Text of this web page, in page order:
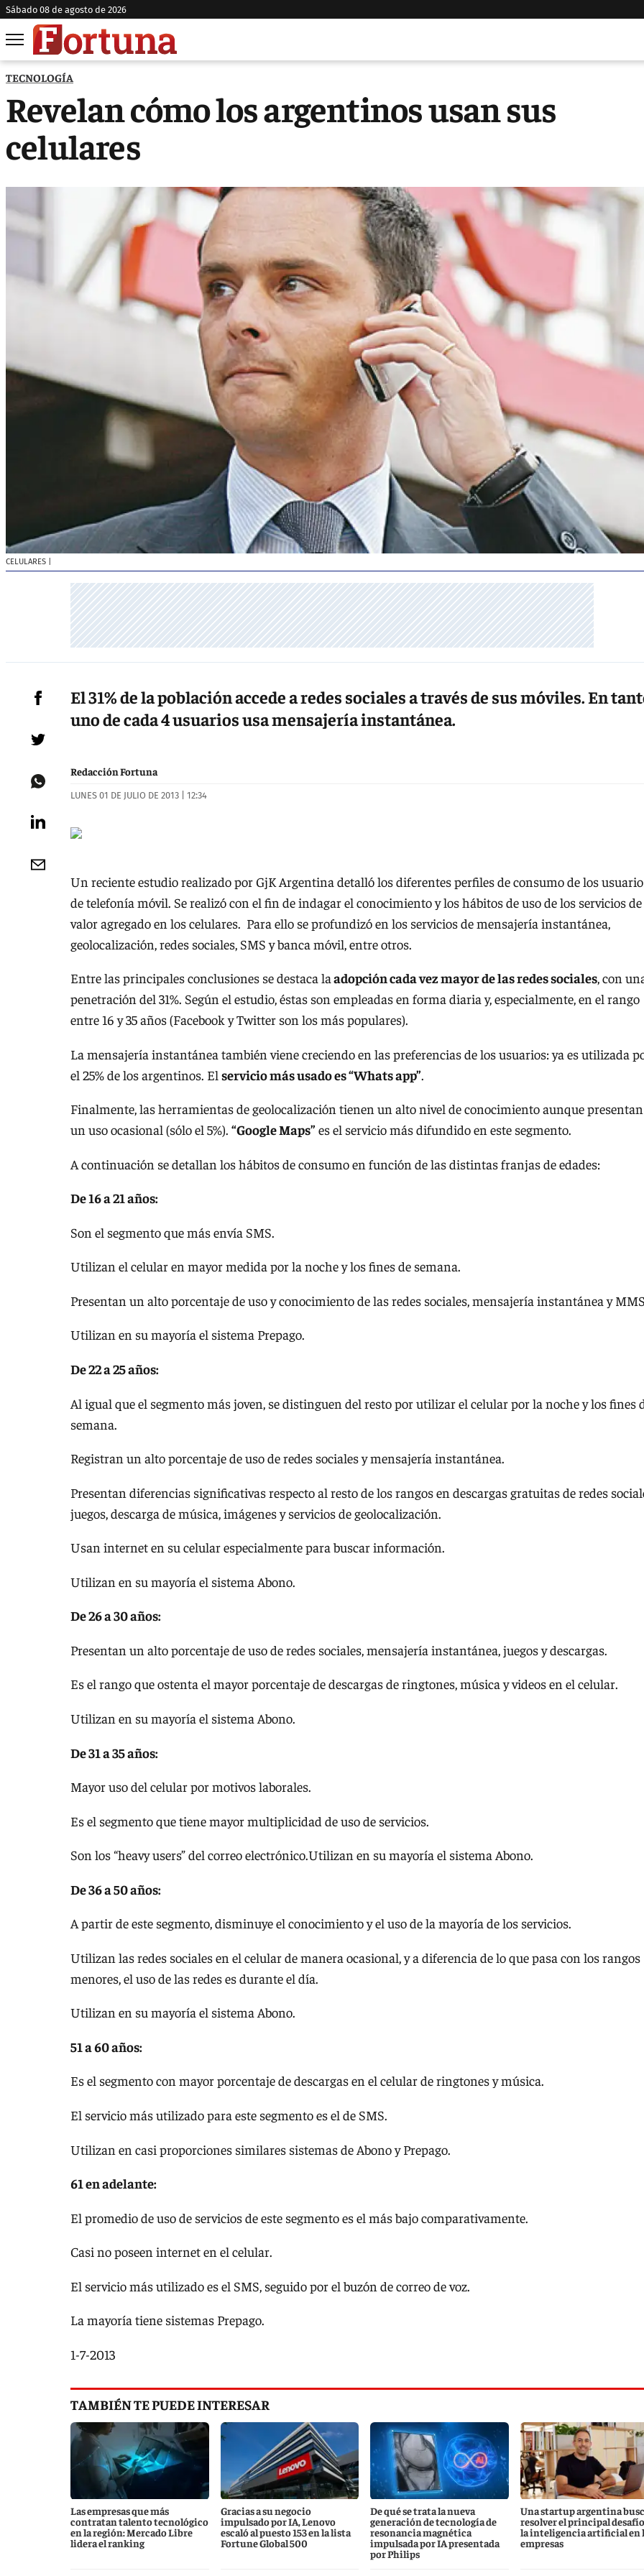
sábado 08 de agosto de 2026
TECNOLOGÍA
Revelan cómo los argentinos usan sus
celulares
CELULARES
El 31% de la población accede a redes sociales a través de sus móviles. En
uno de cada 4 usuarios usa mensajería instantánea.
Redacción Fortuna
LUNES 01 DE JULIO DE 2013 | 12:34
Un reciente estudio realizado por GjK Argentina detalló los diferentes perfiles de consumo de los
de telefonía móvil. Se realizó con el fin de indagar el conocimiento y los hábitos de uso de los servicios de
valor agregado en los celulares. Para ello se profundizó en los servicios de mensajería instantánea,
geolocalización, redes sociales, SMS y banca móvil, entre otros.
Entre las principales conclusiones se destaca laadopción cada vez mayor de las redes sociales, con
penetración del 31%. Según el estudio, éstas son empleadas en forma diaria y, especialmente, en el rango
entre 16 y 35 años (Facebook y Twitter son los más populares).
La mensajería instantánea también viene creciendo en las preferencias de los usuarios: ya es utilizada
el 25% de los argentinos. El servicio más usado es “Whats app”.
Finalmente, las herramientas de geolocalización tienen un alto nivel de conocimiento aunque presentan
un uso ocasional (sólo el 5%). “Google Maps” es el servicio más difundido en este segmento.
A continuación se detallan los hábitos de consumo en función de las distintas franjas de edades:
De 16 a 21 años:
Son el segmento que más envía SMS.
Utilizan el celular en mayor medida por la noche y los fines de semana.
Presentan un alto porcentaje de uso y conocimiento de las redes sociales, mensajería instantánea y
Utilizan en su mayoría el sistema Prepago.
De 22 a 25 años:
Al igual que el segmento más joven, se distinguen del resto por utilizar el celular por la noche y los fines
semana.
Registran un alto porcentaje de uso de redes sociales y mensajería instantánea.
Presentan diferencias significativas respecto al resto de los rangos en descargas gratuitas de redes
juegos, descarga de música, imágenes y servicios de geolocalización.
Usan internet en su celular especialmente para buscar información.
Utilizan en su mayoría el sistema Abono.
De 26 a 30 años:
Presentan un alto porcentaje de uso de redes sociales, mensajería instantánea, juegos y descargas.
Es el rango que ostenta el mayor porcentaje de descargas de ringtones, música y videos en el celular.
Utilizan en su mayoría el sistema Abono.
De 31 a 35 años:
Mayor uso del celular por motivos laborales.
Es el segmento que tiene mayor multiplicidad de uso de servicios.
Son los “heavy users” del correo electrónico.Utilizan en su mayoría el sistema Abono.
De 36 a 50 años:
A partir de este segmento, disminuye el conocimiento y el uso de la mayoría de los servicios.
Utilizan las redes sociales en el celular de manera ocasional, y a diferencia de lo que pasa con los rangos
menores, el uso de las redes es durante el día.
Utilizan en su mayoría el sistema Abono.
51 a 60 años:
Es el segmento con mayor porcentaje de descargas en el celular de ringtones y música.
El servicio más utilizado para este segmento es el de SMS.
Utilizan en casi proporciones similares sistemas de Abono y Prepago.
61 en adelante:
El promedio de uso de servicios de este segmento es el más bajo comparativamente.
Casi no poseen internet en el celular.
El servicio más utilizado es el SMS, seguido por el buzón de correo de voz.
La mayoría tiene sistemas Prepago.
1-7-2013
TAMBIÉN TE PUEDE INTERESAR
Las empresas que más
contratan talento tecnológico
en la región: Mercado Libre
lidera el ranking
Gracias a su negocio
impulsado por IA, Lenovo
escaló al puesto 153 en la lista
Fortune Global 500
De qué se trata la nueva
generación de tecnología de
resonancia magnética
impulsada por IA presentada
por Philips
Una startup argentina
resolver el principal
la inteligencia artificial en
empresas